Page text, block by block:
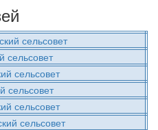
сельсовет
сельсовет
сельсовет
сельсовет
сельсовет
сельсовет